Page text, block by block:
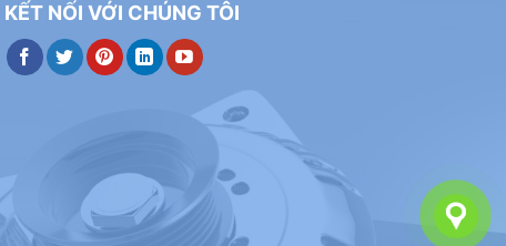
KẾT NỐI VỚI CHÚNG TÔI